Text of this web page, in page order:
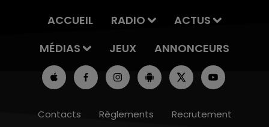
ACCUEIL RADIO
ACTUS
MÉDIAS
JEUX ANNONCEURS
Contacts Règlements
Recrutement